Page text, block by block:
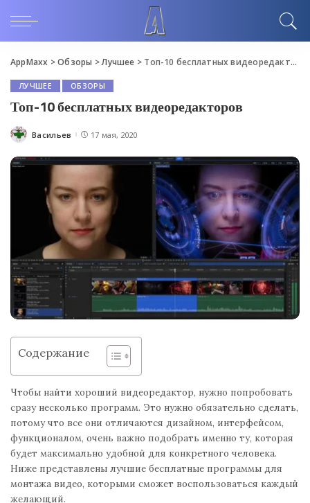
AppMaxx >Обзоры >Лучшее > Топ-10 бесплатных видеоредакторов
ЛУЧШЕЕ ОБЗОРЫ
Топ-10 бесплатных видеоредакторов
Posted
Васильев 17 мая, 2020
Содержание
Чтобы найти хороший видеоредактор, нужно попробовать
сразу несколько программ. Это нужно обязательно сделать,
потому что все они отличаются дизайном, интерфейсом,
функционалом, очень важно подобрать именно ту, которая
будет максимально удобной для конкретного человека.
Ниже представлены лучшие бесплатные программы для
монтажа видео, которыми сможет воспользоваться каждый
желающий.